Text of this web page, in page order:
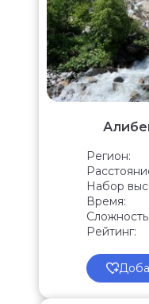
Регион:
Набор
Время:
Сложность:
Рейтинг: